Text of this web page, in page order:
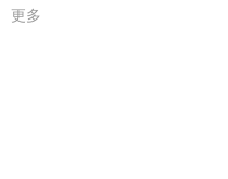
更多